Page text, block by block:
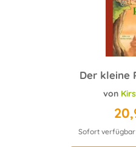
Der kleine
von
Sofort